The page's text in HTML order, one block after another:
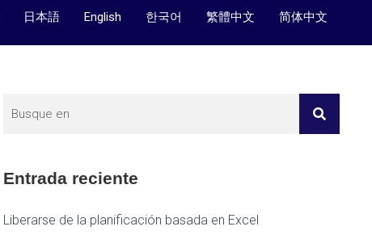
日本語 English 한국어 繁體中文 简体中文
Entrada reciente
Liberarse de la planificación basada en Excel